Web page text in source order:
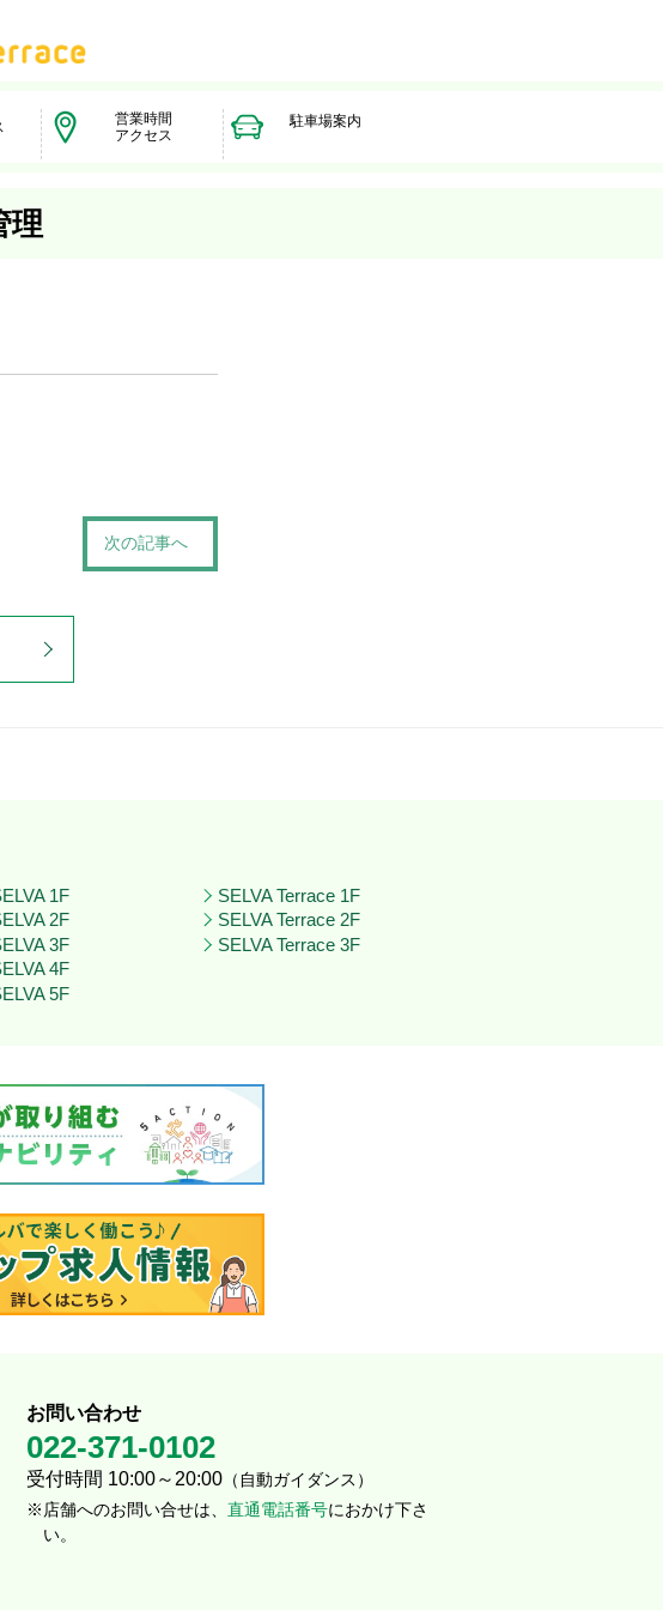
営業時間
アクセス
駐車場案内
理
次の記事へ
1F
2F
3F
4F
5F
SELVA Terrace 1F
SELVA Terrace 2F
SELVA Terrace 3F
お問い合わせ
022-371-0102
受付時間 10:00～20:00 （自動ガイダンス）
店舗へのお問い合せは、 直通電話番号におかけ下さ
い。